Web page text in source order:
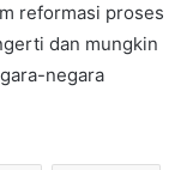
reformasi proses
dan mungkin
negara